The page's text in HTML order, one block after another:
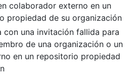
colaborador externo en un
propiedad de su organización
con una invitación fallida para
de una organización o un
en un repositorio propiedad